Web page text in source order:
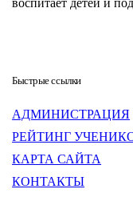
воспитает детей и
Быстрые ссылки
АДМИНИСТРАЦИЯ
РЕЙТИНГ
КАРТА САЙТА
КОНТАКТЫ